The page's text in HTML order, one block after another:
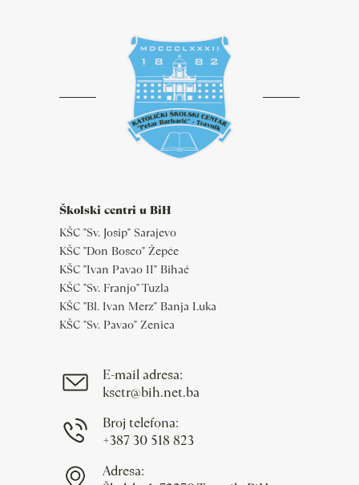
Školski centri u BiH
KŠC "Sv. Josip" Sarajevo
KŠC "Don Bosco" Žepče
KŠC "Ivan Pavao II" Bihać
KŠC "Sv. Franjo" Tuzla
KŠC "Bl. Ivan Merz" Banja Luka
KŠC "Sv. Pavao" Zenica
E-mail adresa:
ksctr@bih.net.ba
Broj telefona:
+387 30 518 823
Adresa: